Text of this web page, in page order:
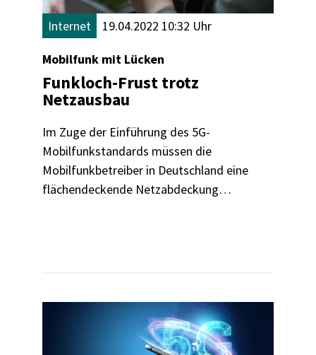
Internet 19.04.2022 10:32 Uhr
Mobilfunk mit Lücken
Funkloch-Frust trotz
Netzausbau
Im Zuge der Einführung des 5G-
Mobilfunkstandards müssen die
Mobilfunkbetreiber in Deutschland eine
flächendeckende Netzabdeckung